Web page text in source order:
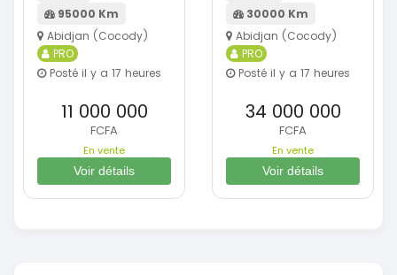
95000 Km
Abidjan (Cocody)
PRO
Posté il y a 17 heures
11 000 000
FCFA
En vente
Voir détails
30000 Km
Abidjan (Cocody)
PRO
Posté il y a 17 heures
34 000 000
FCFA
En vente
Voir détails